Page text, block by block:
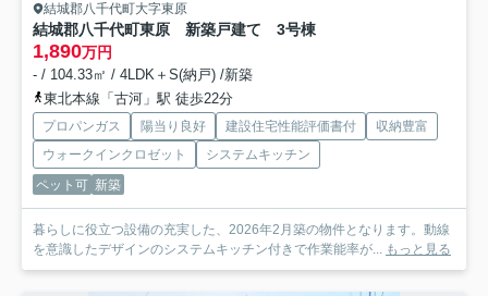
結城郡八千代町大字東原
結城郡八千代町東原 新築戸建て 3号棟
1,890万円
- / 104.33㎡ / 4LDK＋S(納戸) /新築
東北本線「古河」駅 徒歩22分
プロパンガス 陽当り良好 建設住宅性能評価書付
収納豊富
ウォークインクロゼット
システムキッチン
ペット可 新築
暮らしに役立つ設備の充実した、2026年2月築の物件となります。動線
を意識したデザインのシステムキッチン付きで作業能率が... もっと見る